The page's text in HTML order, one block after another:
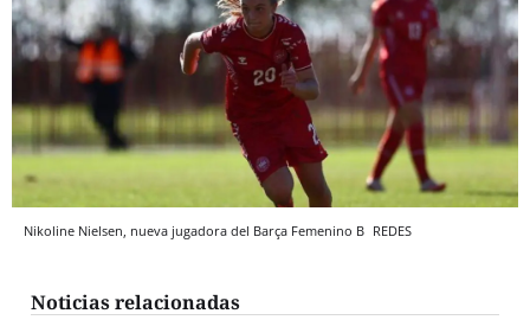
Nikoline Nielsen, nueva jugadora del Barça Femenino B REDES
Noticias relacionadas